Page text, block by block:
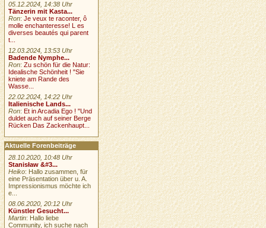
05.12.2024, 14:38 Uhr
Tänzerin mit Kasta...
Ron:Je veux te raconter, ô
molle enchanteresse! L es
diverses beautés qui parent
t...
12.03.2024, 13:53 Uhr
Badende Nymphe...
Ron:Zu schön für die Natur:
Idealische Schönheit ! "Sie
kniete am Rande des
Wasse...
22.02.2024, 14:22 Uhr
Italienische Lands...
Ron:Et in Arcadia Ego ! "Und
duldet auch auf seiner Berge
Rücken Das Zackenhaupt...
Aktuelle Forenbeiträge
28.10.2020, 10:48 Uhr
Stanisław &#3...
Heiko: Hallo zusammen, für
eine Präsentation über u. A.
Impressionismus möchte ich
e...
08.06.2020, 20:12 Uhr
Künstler Gesucht...
Martin: Hallo liebe
Community, ich suche nach